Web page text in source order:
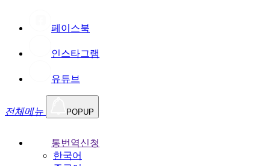
페이스북
인스타그램
유튜브
전체메뉴 POPUP
통번역신청
한국어